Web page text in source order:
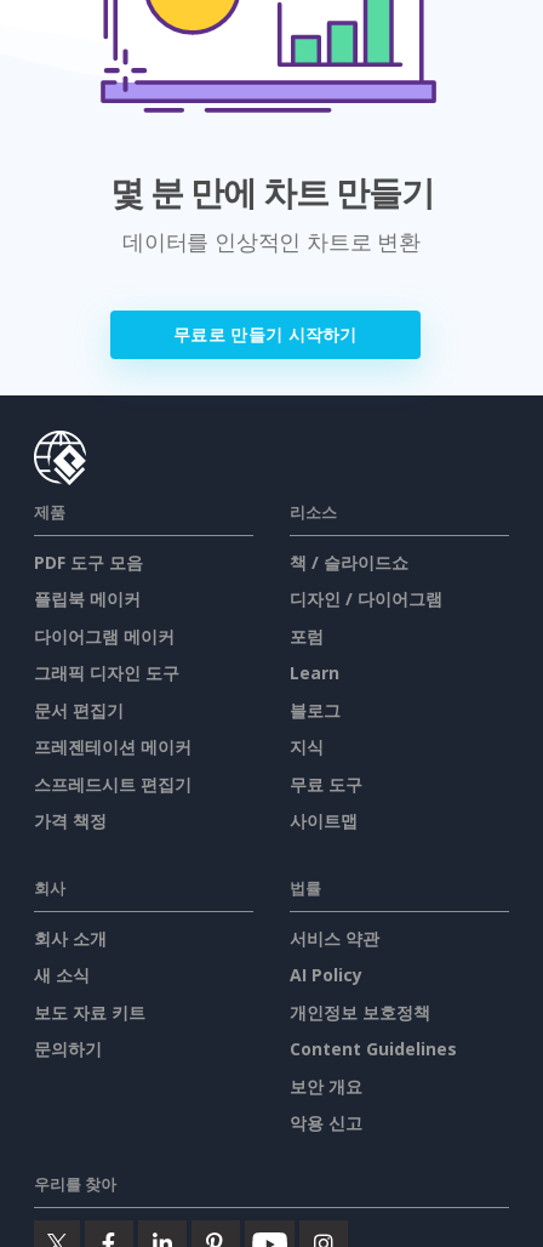
몇 분 만에 차트 만들기
데이터를 인상적인 차트로 변환
무료로 만들기 시작하기
제품
PDF 도구 모음
플립북 메이커
다이어그램 메이커
그래픽 디자인 도구
문서 편집기
프레젠테이션 메이커
스프레드시트 편집기
가격 책정
리소스
책 / 슬라이드쇼
디자인 / 다이어그램
포럼
Learn
블로그
지식
무료 도구
사이트맵
회사
회사 소개
새 소식
보도 자료 키트
문의하기
법률
서비스 약관
AI Policy
개인정보 보호정책
Content Guidelines
보안 개요
악용 신고
우리를 찾아